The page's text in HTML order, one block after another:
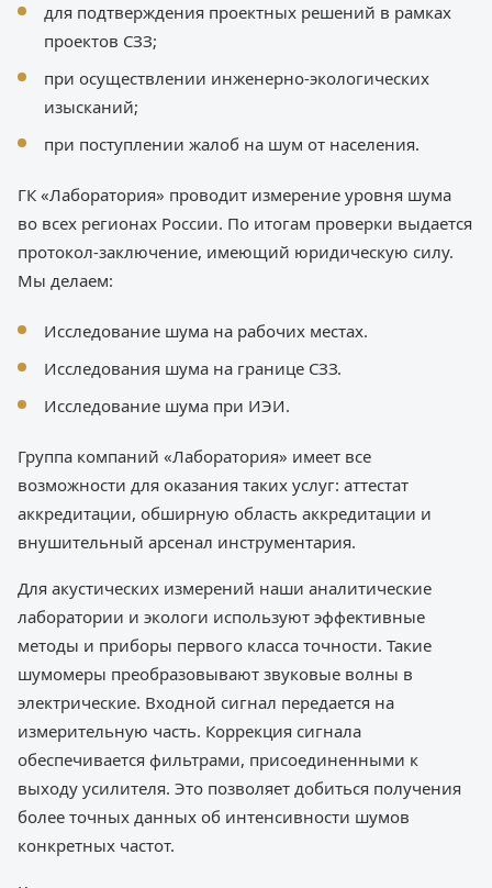
для подтверждения проектных решений в рамках
проектов СЗЗ;
при осуществлении инженерно-экологических
изысканий;
при поступлении жалоб на шум от населения.
ГК «Лаборатория» проводит измерение уровня шума
во всех регионах России. По итогам проверки выдается
протокол-заключение, имеющий юридическую силу.
Мы делаем:
Исследование шума на рабочих местах.
Исследования шума на границе СЗЗ.
Исследование шума при ИЭИ.
Группа компаний «Лаборатория» имеет все
возможности для оказания таких услуг: аттестат
аккредитации, обширную область аккредитации и
внушительный арсенал инструментария.
Для акустических измерений наши аналитические
лаборатории и экологи используют эффективные
методы и приборы первого класса точности. Такие
шумомеры преобразовывают звуковые волны в
электрические. Входной сигнал передается на
измерительную часть. Коррекция сигнала
обеспечивается фильтрами, присоединенными к
выходу усилителя. Это позволяет добиться получения
более точных данных об интенсивности шумов
конкретных частот.